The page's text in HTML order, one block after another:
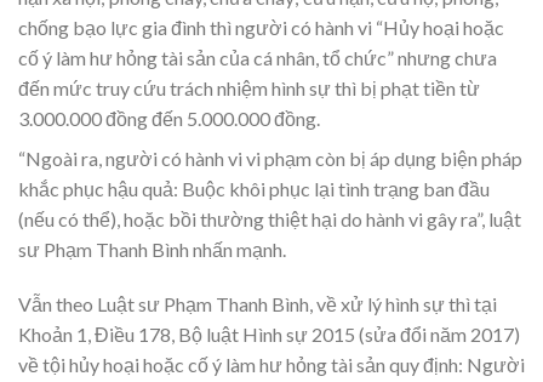
chống bạo lực gia đình thì người có hành vi “Hủy hoại hoặc
cố ý làm hư hỏng tài sản của cá nhân, tổ chức” nhưng chưa
đến mức truy cứu trách nhiệm hình sự thì bị phạt tiền từ
3.000.000 đồng đến 5.000.000 đồng.
“Ngoài ra, người có hành vi vi phạm còn bị áp dụng biện pháp
khắc phục hậu quả: Buộc khôi phục lại tình trạng ban đầu
(nếu có thể), hoặc bồi thường thiệt hại do hành vi gây ra”, luật
sư Phạm Thanh Bình nhấn mạnh.
Vẫn theo Luật sư Phạm Thanh Bình, về xử lý hình sự thì tại
Khoản 1, Điều 178, Bộ luật Hình sự 2015 (sửa đổi năm 2017)
về tội hủy hoại hoặc cố ý làm hư hỏng tài sản quy định: Người